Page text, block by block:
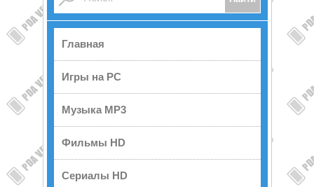
Главная
Игры на PC
Музыка MP3
Фильмы HD
Сериалы HD